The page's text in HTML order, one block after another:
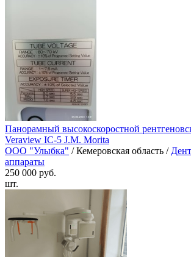
Панорамный высокоскоростной
Veraview IC-5 J.M. Morita
ООО "Улыбка" / Кемеровская область /
аппараты
250 000 руб.
шт.